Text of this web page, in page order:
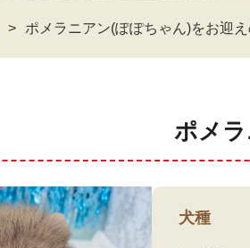
ポメラニアン(ぽぽちゃん)をお迎
ポメ
犬種